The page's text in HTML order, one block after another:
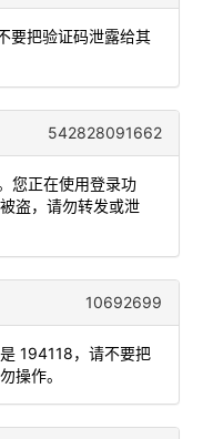
要把验证码泄露给其
542828091662
您正在使用登录功
盗，请勿转发或泄
10692699
194118，请不要把
操作。